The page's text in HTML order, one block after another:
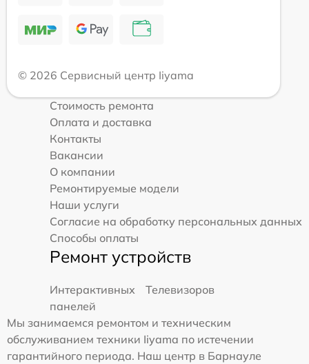
© 2026 Сервисный центр Iiyama
Стоимость ремонта
Оплата и доставка
Контакты
Вакансии
О компании
Ремонтируемые модели
Наши услуги
Согласие на обработку персональных данных
Способы оплаты
Ремонт устройств
Интерактивных
панелей
Телевизоров
Мы занимаемся ремонтом и техническим
обслуживанием техники Iiyama по истечении
гарантийного периода. Наш центр в Барнауле